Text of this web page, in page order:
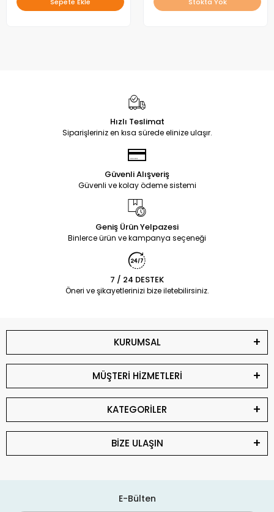
Sepete Ekle Stokta Yok
Hızlı Teslimat
Siparişleriniz en kısa sürede elinize ulaşır.
Güvenli Alışveriş
Güvenli ve kolay ödeme sistemi
Geniş Ürün Yelpazesi
Binlerce ürün ve kampanya seçeneği
7 / 24 DESTEK
Öneri ve şikayetlerinizi bize iletebilirsiniz.
KURUMSAL
MÜŞTERİ HİZMETLERİ
KATEGORİLER
BİZE ULAŞIN
E-Bülten